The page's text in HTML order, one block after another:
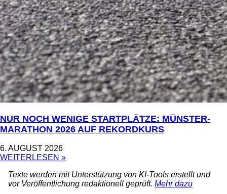
NUR NOCH WENIGE STARTPLÄTZE: MÜNSTER-
MARATHON 2026 AUF REKORDKURS
6. AUGUST 2026
WEITERLESEN »
Texte werden mit Unterstützung von KI-Tools erstellt und
vor Veröffentlichung redaktionell geprüft. Mehr dazu